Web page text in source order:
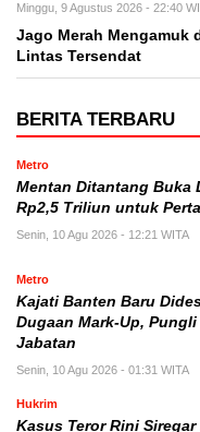
Minggu, 9 Agustus 2026 - 22:40
Jago Merah Mengamuk
Lintas Tersendat
BERITA TERBARU
Metro
Mentan Ditantang Buka
Rp2,5 Triliun untuk
Senin, 10 Agu 2026 - 12:21 WITA
Metro
Kajati Banten Baru
Dugaan Mark-Up,
Jabatan
Senin, 10 Agu 2026 - 01:31 WITA
Hukrim
Kasus Teror Rini